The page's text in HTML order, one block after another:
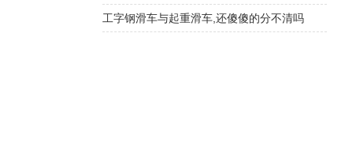
工字钢滑车与起重滑车,还傻傻的分不清吗